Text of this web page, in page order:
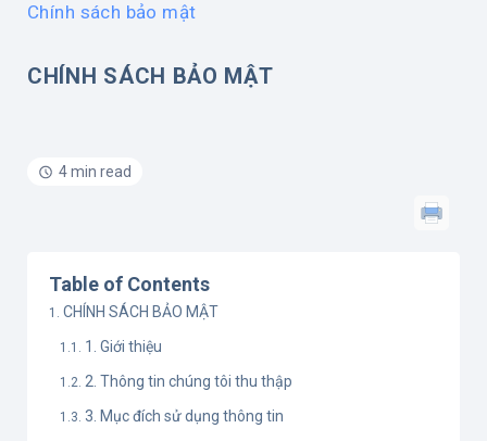
Chính sách bảo mật
CHÍNH SÁCH BẢO MẬT
4 min read
Table of Contents
CHÍNH SÁCH BẢO MẬT
1. Giới thiệu
2. Thông tin chúng tôi thu thập
3. Mục đích sử dụng thông tin